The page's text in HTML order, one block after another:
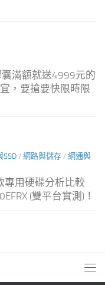
滿額就送4999元的
，要搶要快限時限
SSD / 網路與儲存 / 網通與
專用硬碟分析比較
(雙平台實測)！